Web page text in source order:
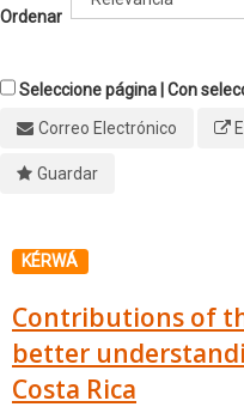
Ordenar
Seleccione página | Con
Correo Electrónico
Guardar
KÉRWÁ
Contributions of
better
Costa Rica